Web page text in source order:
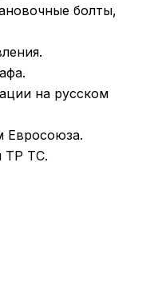
болты,
на русском
Евросоюза.
ТР ТС.